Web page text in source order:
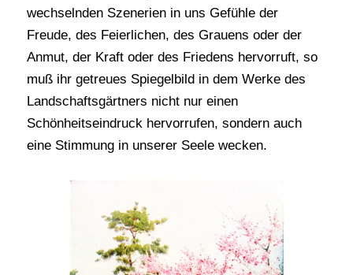
wechselnden Szenerien in uns Gefühle der
Freude, des Feierlichen, des Grauens oder der
Anmut, der Kraft oder des Friedens hervorruft, so
muß ihr getreues Spiegelbild in dem Werke des
Landschaftsgärtners nicht nur einen
Schönheitseindruck hervorrufen, sondern auch
eine Stimmung in unserer Seele wecken.